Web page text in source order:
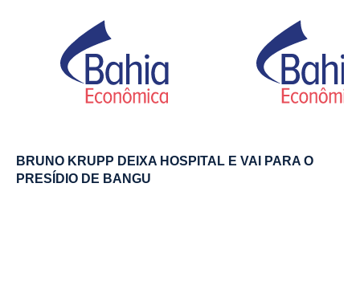
BRUNO KRUPP DEIXA HOSPITAL E VAI PARA O
PRESÍDIO DE BANGU